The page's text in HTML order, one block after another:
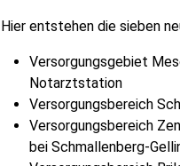
Hier entstehen die sieben
Versorgungsgebiet
Notarztstation
Versorgungsbereich
Versorgungsbereich
bei Schmallenberg-